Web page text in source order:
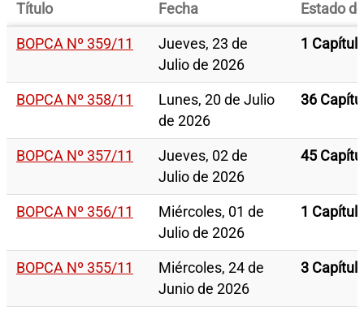
Título Fecha Estado
BOPCA Nº 359/11
Jueves, 23 de
Julio de 2026
1
BOPCA Nº 358/11
Lunes, 20 de Julio
de 2026
36
BOPCA Nº 357/11
Jueves, 02 de
Julio de 2026
45
BOPCA Nº 356/11
Miércoles, 01 de
Julio de 2026
1
BOPCA Nº 355/11
Miércoles, 24 de
Junio de 2026
3